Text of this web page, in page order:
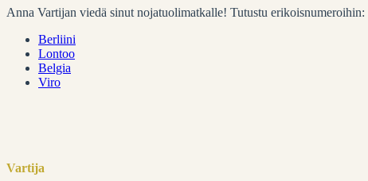
Anna Vartijan viedä sinut nojatuolimatkalle! Tutustu erikoisnumeroihin:
Berliini
Lontoo
Belgia
Viro
Vartija